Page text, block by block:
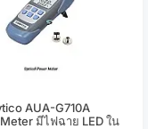
AUA-G710A
มีไฟฉาย LED ใน